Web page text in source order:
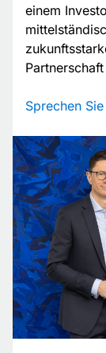
einem
Sprechen